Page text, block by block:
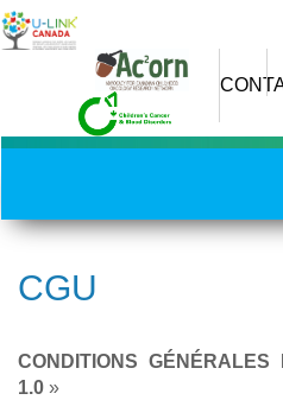
Aller
au
CGU
CONDITIONS GÉNÉRALES
1.0 »